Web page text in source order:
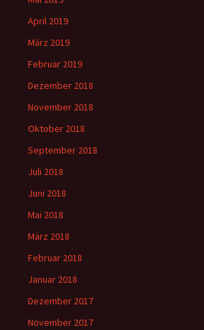
April 2019
März 2019
Februar 2019
Dezember 2018
November 2018
Oktober 2018
September 2018
Juli 2018
Juni 2018
Mai 2018
März 2018
Februar 2018
Januar 2018
Dezember 2017
November 2017